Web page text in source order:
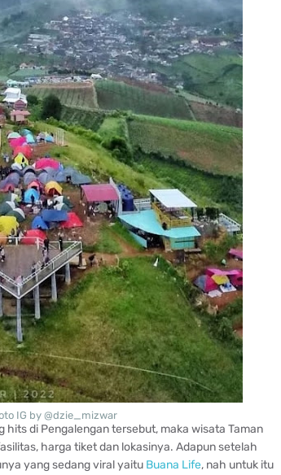
IG by @dzie_mizwar
di Pengalengan tersebut, maka wisata Taman
harga tiket dan lokasinya. Adapun setelah
yang sedang viral yaituBuana Life, nah untuk itu